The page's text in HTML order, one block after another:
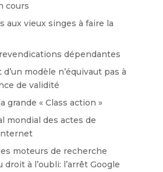
cours
aux vieux singes à faire la
dépendantes
modèle n’équivaut pas à
de validité
grande « Class action »
mondial des actes de
moteurs de recherche
à l’oubli: l’arrêt Google